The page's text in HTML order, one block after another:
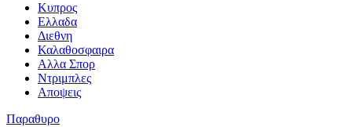
Κυπρος
Ελλαδα
Διεθνη
Καλαθοσφαιρα
Αλλα Σπορ
Ντριμπλες
Αποψεις
Παραθυρο